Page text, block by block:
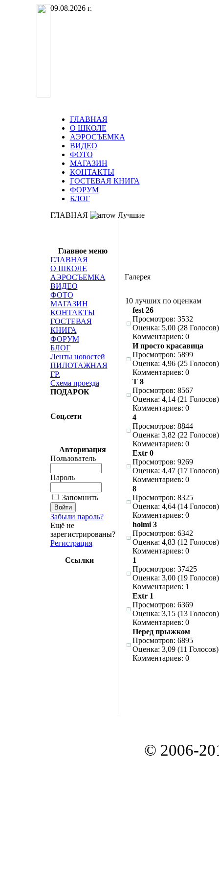
09.08.2026 г.
ГЛАВНАЯ
О ШКОЛЕ
АЭРОСЪЕМКА
ВИДЕО
ФОТО
МАГАЗИН
КОНТАКТЫ
ГОСТЕВАЯ КНИГА
ФОРУМ
БЛОГ
ГЛАВНАЯ
Лучшие
Главное меню
ГЛАВНАЯ
О ШКОЛЕ
АЭРОСЪЕМКА
ВИДЕО
ФОТО
МАГАЗИН
КОНТАКТЫ
ГОСТЕВАЯ
КНИГА
ФОРУМ
БЛОГ
Ленты новостей
ПИЛОТАЖНАЯ
ГР.
Схема проезда
ПОДАРОК
Соц.сети
Авторизация
Пользователь
Пароль
Запомнить
Забыли пароль?
Ещё не
зарегистрированы?
Регистрация
Ссылки
Галерея
10 лучших по оценкам
fest 26
Просмотров: 3532
Оценка: 5,00 (28 Голосов)
Комментариев: 0
И просто красавица
Просмотров: 5899
Оценка: 4,96 (25 Голосов)
Комментариев: 0
T 8
Просмотров: 8567
Оценка: 4,14 (21 Голосов)
Комментариев: 0
4
Просмотров: 8844
Оценка: 3,82 (22 Голосов)
Комментариев: 0
Extr 0
Просмотров: 9269
Оценка: 4,47 (17 Голосов)
Комментариев: 0
8
Просмотров: 8325
Оценка: 4,64 (14 Голосов)
Комментариев: 0
holmi 3
Просмотров: 6342
Оценка: 4,83 (12 Голосов)
Комментариев: 0
1
Просмотров: 37425
Оценка: 3,00 (19 Голосов)
Комментариев: 1
Extr 1
Просмотров: 6369
Оценка: 3,15 (13 Голосов)
Комментариев: 0
Перед прыжком
Просмотров: 6895
Оценка: 3,09 (11 Голосов)
Комментариев: 0
© 2006-